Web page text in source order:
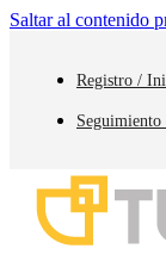
Saltar al contenido
Registro /
Seguimiento